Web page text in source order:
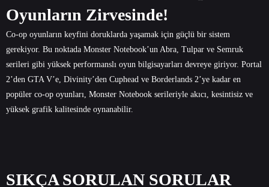
Oyunların Zirvesinde!
Co-op oyunların keyfini doruklarda yaşamak için güçlü bir sistem
gerekiyor. Bu noktada Monster Notebook’un Abra, Tulpar ve Semruk
serileri gibi yüksek performanslı oyun bilgisayarları devreye giriyor. Portal
2’den GTA V’e, Divinity’den Cuphead ve Borderlands 2’ye kadar en
popüler co-op oyunları, Monster Notebook serileriyle akıcı, kesintisiz ve
yüksek grafik kalitesinde oynanabilir.
SIKÇA SORULAN SORULAR